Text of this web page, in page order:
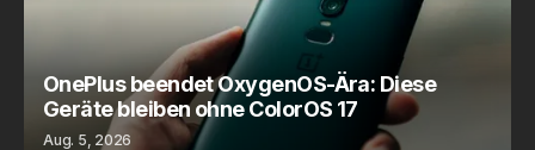
OnePlus beendet OxygenOS-Ära: Diese
Geräte bleiben ohne ColorOS 17
Aug. 5, 2026